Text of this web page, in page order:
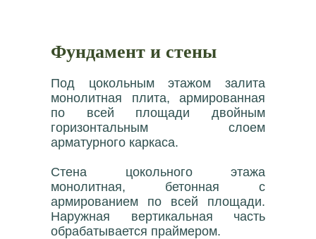
Фундамент и стены
Под цокольным этажом залита
монолитная плита, армированная
по всей площади двойным
горизонтальным слоем
арматурного каркаса.
Стена цокольного этажа
монолитная, бетонная с
армированием по всей площади.
Наружная вертикальная часть
обрабатывается праймером.